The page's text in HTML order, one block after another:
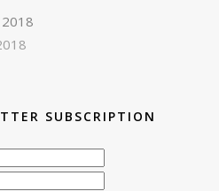
SUBSCRIPTION